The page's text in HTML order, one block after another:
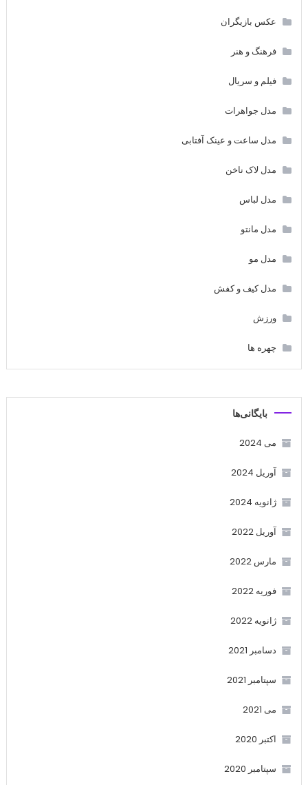
عکس بازیگران
فرهنگ و هنر
فیلم و سریال
مدل جواهرات
مدل ساعت و عینک آفتابی
مدل لاک ناخن
مدل لباس
مدل مانتو
مدل مو
مدل کیف و کفش
ورزش
چهره ها
بایگانی‌ها
می 2024
آوریل 2024
ژانویه 2024
آوریل 2022
مارس 2022
فوریه 2022
ژانویه 2022
دسامبر 2021
سپتامبر 2021
می 2021
اکتبر 2020
سپتامبر 2020